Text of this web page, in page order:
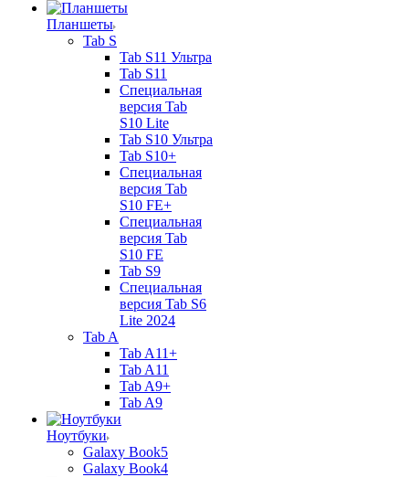
Планшеты
Tab S
Tab S11 Ультра
Tab S11
Специальная
версия Tab
S10 Lite
Tab S10 Ультра
Tab S10+
Специальная
версия Tab
S10 FE+
Специальная
версия Tab
S10 FE
Tab S9
Специальная
версия Tab S6
Lite 2024
Tab A
Tab A11+
Tab A11
Tab A9+
Tab A9
Ноутбуки
Galaxy Book5
Galaxy Book4